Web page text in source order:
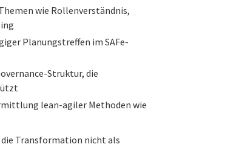
wie Rollenverständnis,
Planungstreffen im SAFe-
Struktur, die
lean-agiler Methoden wie
Transformation nicht als